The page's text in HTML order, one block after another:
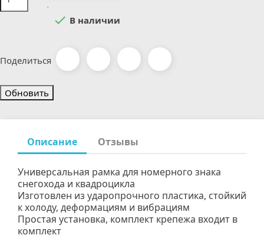
 В наличии
Поделиться
Описание Отзывы
Универсальная рамка для номерного знака
снегохода и квадроцикла
Изготовлен из ударопрочного пластика, стойкий
к холоду, деформациям и вибрациям
Простая установка, комплект крепежа входит в
комплект